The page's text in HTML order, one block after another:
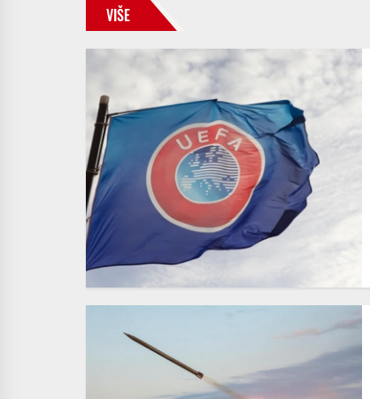
VIŠE